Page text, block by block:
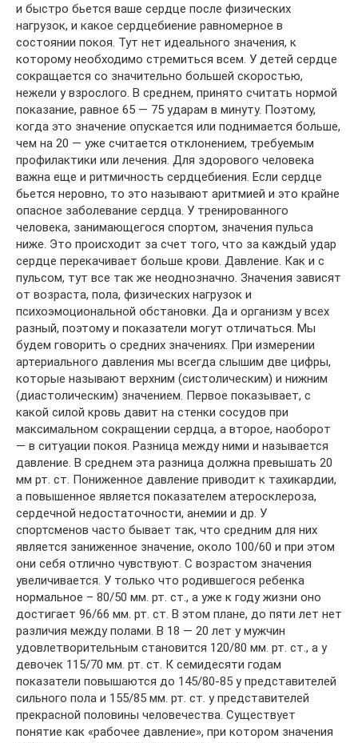
и быстро бьется ваше сердце после физических
нагрузок, и какое сердцебиение равномерное в
состоянии покоя. Тут нет идеального значения, к
которому необходимо стремиться всем. У детей сердце
сокращается со значительно большей скоростью,
нежели у взрослого. В среднем, принято считать нормой
показание, равное 65 — 75 ударам в минуту. Поэтому,
когда это значение опускается или поднимается больше,
чем на 20 — уже считается отклонением, требуемым
профилактики или лечения. Для здорового человека
важна еще и ритмичность сердцебиения. Если сердце
бьется неровно, то это называют аритмией и это крайне
опасное заболевание сердца. У тренированного
человека, занимающегося спортом, значения пульса
ниже. Это происходит за счет того, что за каждый удар
сердце перекачивает больше крови. Давление. Как и с
пульсом, тут все так же неоднозначно. Значения зависят
от возраста, пола, физических нагрузок и
психоэмоциональной обстановки. Да и организм у всех
разный, поэтому и показатели могут отличаться. Мы
будем говорить о средних значениях. При измерении
артериального давления мы всегда слышим две цифры,
которые называют верхним (систолическим) и нижним
(диастолическим) значением. Первое показывает, с
какой силой кровь давит на стенки сосудов при
максимальном сокращении сердца, а второе, наоборот
— в ситуации покоя. Разница между ними и называется
давление. В среднем эта разница должна превышать 20
мм рт. ст. Пониженное давление приводит к тахикардии,
а повышенное является показателем атеросклероза,
сердечной недостаточности, анемии и др. У
спортсменов часто бывает так, что средним для них
является заниженное значение, около 100/60 и при этом
они себя отлично чувствуют. С возрастом значения
увеличивается. У только что родившегося ребенка
нормальное – 80/50 мм. рт. ст., а уже к году жизни оно
достигает 96/66 мм. рт. ст. В этом плане, до пяти лет нет
различия между полами. В 18 — 20 лет у мужчин
удовлетворительным становится 120/80 мм. рт. ст., а у
девочек 115/70 мм. рт. ст. К семидесяти годам
показатели повышаются до 145/80-85 у представителей
сильного пола и 155/85 мм. рт. ст. у представителей
прекрасной половины человечества. Существует
понятие как «рабочее давление», при котором значения